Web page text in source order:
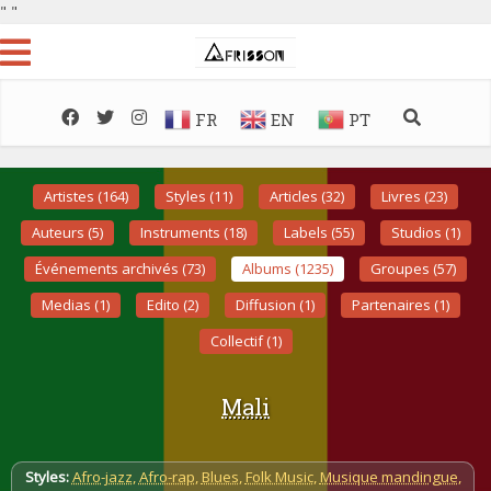
" "
FR EN PT
Artistes (164) Styles (11) Articles (32)
Livres (23)
Auteurs (5)
Instruments (18) Labels (55)
Studios (1)
Événements archivés (73)
Albums (1235)
Groupes (57)
Medias (1)
Edito (2) Diffusion (1)
Partenaires (1)
Collectif (1)
Mali
Styles:Afro-jazz,Afro-rap, Blues, Folk Music, Musique mandingue,